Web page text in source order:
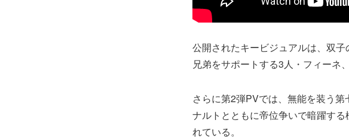
公開されたキービジュアルは、双
兄弟をサポートする3人・フィーネ
さらに第2弾PVでは、無能を装う
ナルトとともに帝位争いで暗躍す
れている。